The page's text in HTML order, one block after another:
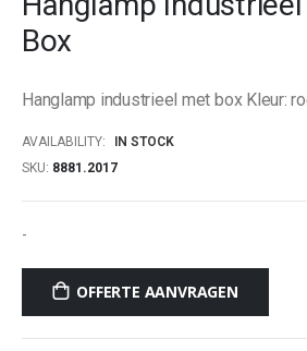
beginning
of
images
gallery
Box
Hanglamp industrieel met box Kleur:
AVAILABILITY:
IN STOCK
SKU 8881.2017
-
OFFERTE AANVRAGEN